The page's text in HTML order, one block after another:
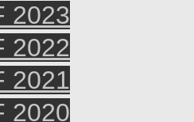
2023
2022
2021
2020